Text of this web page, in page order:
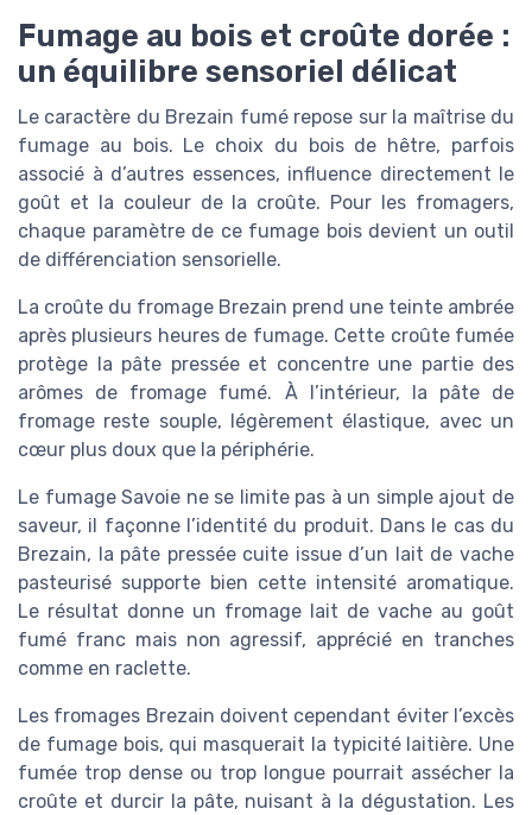
Fumage au bois et croûte dorée :
un équilibre sensoriel délicat
Le caractère du Brezain fumé repose sur la maîtrise du
fumage au bois. Le choix du bois de hêtre, parfois
associé à d’autres essences, influence directement le
goût et la couleur de la croûte. Pour les fromagers,
chaque paramètre de ce fumage bois devient un outil
de différenciation sensorielle.
La croûte du fromage Brezain prend une teinte ambrée
après plusieurs heures de fumage. Cette croûte fumée
protège la pâte pressée et concentre une partie des
arômes de fromage fumé. À l’intérieur, la pâte de
fromage reste souple, légèrement élastique, avec un
cœur plus doux que la périphérie.
Le fumage Savoie ne se limite pas à un simple ajout de
saveur, il façonne l’identité du produit. Dans le cas du
Brezain, la pâte pressée cuite issue d’un lait de vache
pasteurisé supporte bien cette intensité aromatique.
Le résultat donne un fromage lait de vache au goût
fumé franc mais non agressif, apprécié en tranches
comme en raclette.
Les fromages Brezain doivent cependant éviter l’excès
de fumage bois, qui masquerait la typicité laitière. Une
fumée trop dense ou trop longue pourrait assécher la
croûte et durcir la pâte, nuisant à la dégustation. Les